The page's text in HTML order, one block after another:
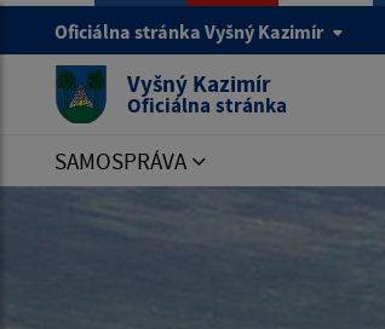
Oficiálna stránka Vyšný Kazimír
Vyšný Kazimír
Oficiálna stránka
SAMOSPRÁVA